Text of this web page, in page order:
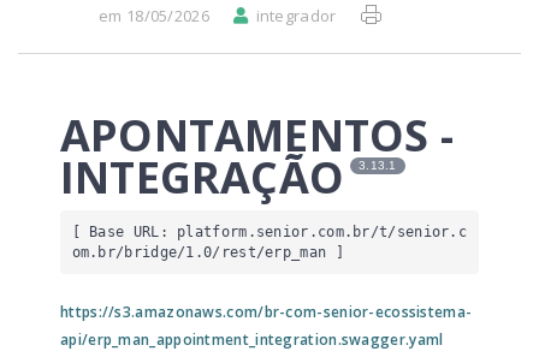
em 18/05/2026
integrador
APONTAMENTOS -
INTEGRAÇÃO 3.13.1
[ Base URL: platform.senior.com.br/t/senior.c
om.br/bridge/1.0/rest/erp_man ]
https://s3.amazonaws.com/br-com-senior-ecossistema-
api/erp_man_appointment_integration.swagger.yaml